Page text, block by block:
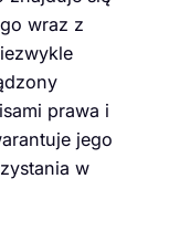
wraz z
prawa i
jego
w